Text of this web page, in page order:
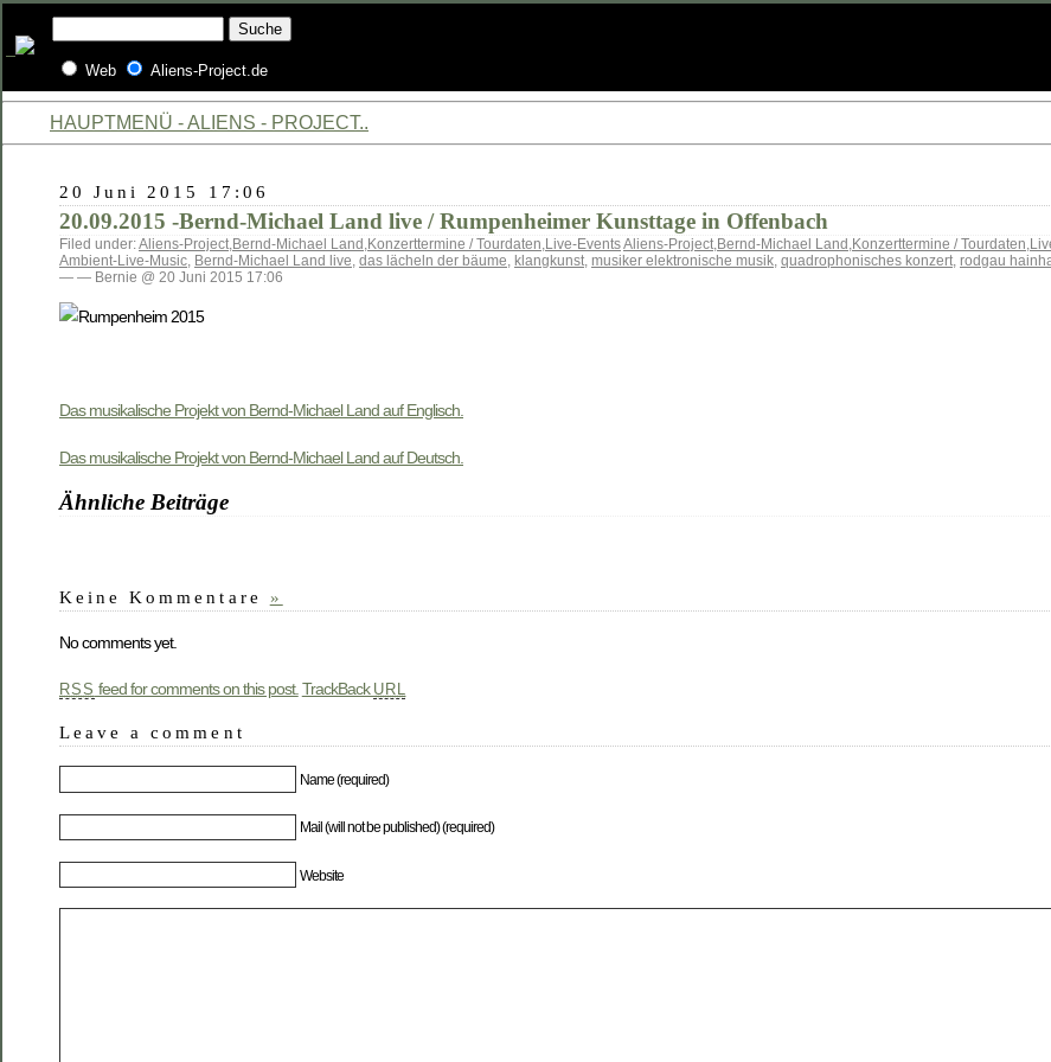
Web Aliens-Project.de
HAUPTMENÜ - ALIENS - PROJECT..
20 Juni 2015 17:06
20.09.2015 -Bernd-Michael Land live / Rumpenheimer Kunsttage in Offenbach
Filed under:Aliens-Project,Bernd-Michael Land ,Konzerttermine / Tourdaten,Live-EventsAliens-Project,Bernd-Michael Land ,Konzerttermine / Tourdaten,
Ambient-Live-Music, Bernd-Michael Land live, das lächeln der bäume, klangkunst, musiker elektronische musik, quadrophonisches konzert, rodgau
— — Bernie @ 20 Juni 2015 17:06
Das musikalische Projekt von Bernd-Michael Land auf Englisch.
Das musikalische Projekt von Bernd-Michael Land auf Deutsch.
Ähnliche Beiträge
Keine Kommentare »
No comments yet.
RSS feed for comments on this post. TrackBack URL
Leave a comment
Name (required)
Mail (will not be published) (required)
Website